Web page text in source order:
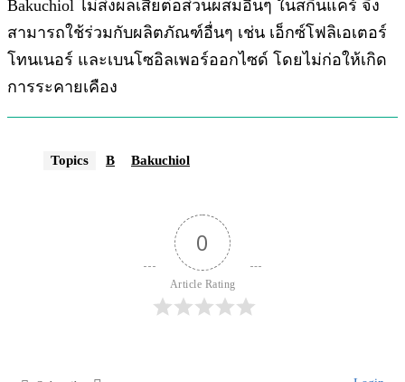
Bakuchiol ไม่ส่งผลเสียต่อส่วนผสมอื่นๆ ในสกินแคร์ จึง
สามารถใช้ร่วมกับผลิตภัณฑ์อื่นๆ เช่น เอ็กซ์โฟลิเอเตอร์
โทนเนอร์ และเบนโซอิลเพอร์ออกไซด์ โดยไม่ก่อให้เกิด
การระคายเคือง
Topics B Bakuchiol
0
Article Rating